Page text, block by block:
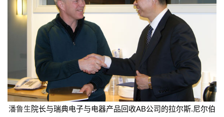
潘鲁生院长与瑞典电子与电器产品回收AB公司的拉尔斯.尼尔伯